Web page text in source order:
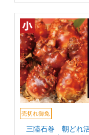
三陸石巻 朝どれ